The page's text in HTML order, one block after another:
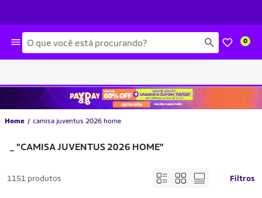
Busca 0
Home camisa juventus 2026 home
"CAMISA JUVENTUS 2026 HOME"
1151 produtos Filtros